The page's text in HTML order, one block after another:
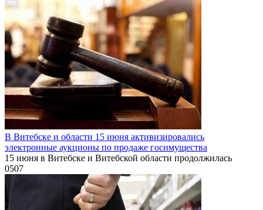
В Витебске и области 15 июня активизировались
электронные аукционы по продаже госимущества
15 июня в Витебске и Витебской области продолжилась
0507